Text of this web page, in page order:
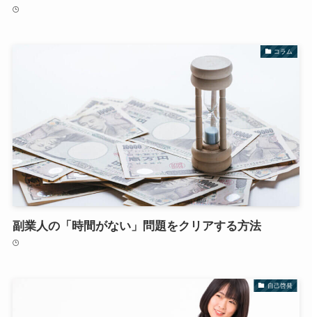
コラム
副業人の「時間がない」問題をクリアする方法
自己啓発